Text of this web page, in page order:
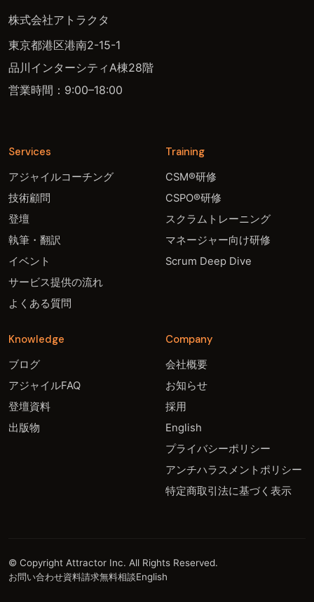
株式会社アトラクタ
東京都港区港南2-15-1
品川インターシティA棟28階
営業時間：9:00–18:00
Services
アジャイルコーチング
技術顧問
登壇
執筆・翻訳
イベント
サービス提供の流れ
よくある質問
Training
CSM®研修
CSPO®研修
スクラムトレーニング
マネージャー向け研修
Scrum Deep Dive
Knowledge
ブログ
アジャイルFAQ
登壇資料
出版物
Company
会社概要
お知らせ
採用
English
プライバシーポリシー
アンチハラスメントポリシー
特定商取引法に基づく表示
© Copyright Attractor Inc. All Rights Reserved.
お問い合わせ資料請求無料相談English